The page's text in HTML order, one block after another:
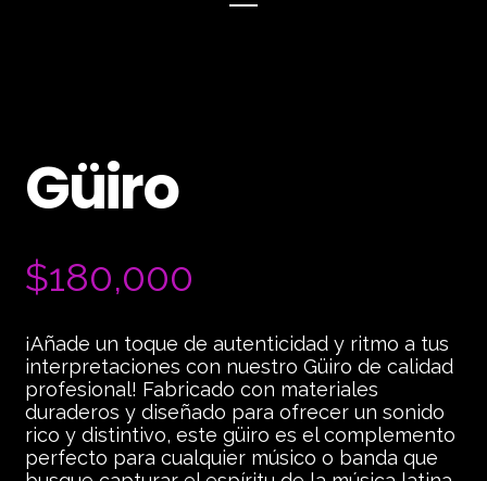
Güiro
$180,000
¡Añade un toque de autenticidad y ritmo a tus
interpretaciones con nuestro Güiro de calidad
profesional! Fabricado con materiales
duraderos y diseñado para ofrecer un sonido
rico y distintivo, este güiro es el complemento
perfecto para cualquier músico o banda que